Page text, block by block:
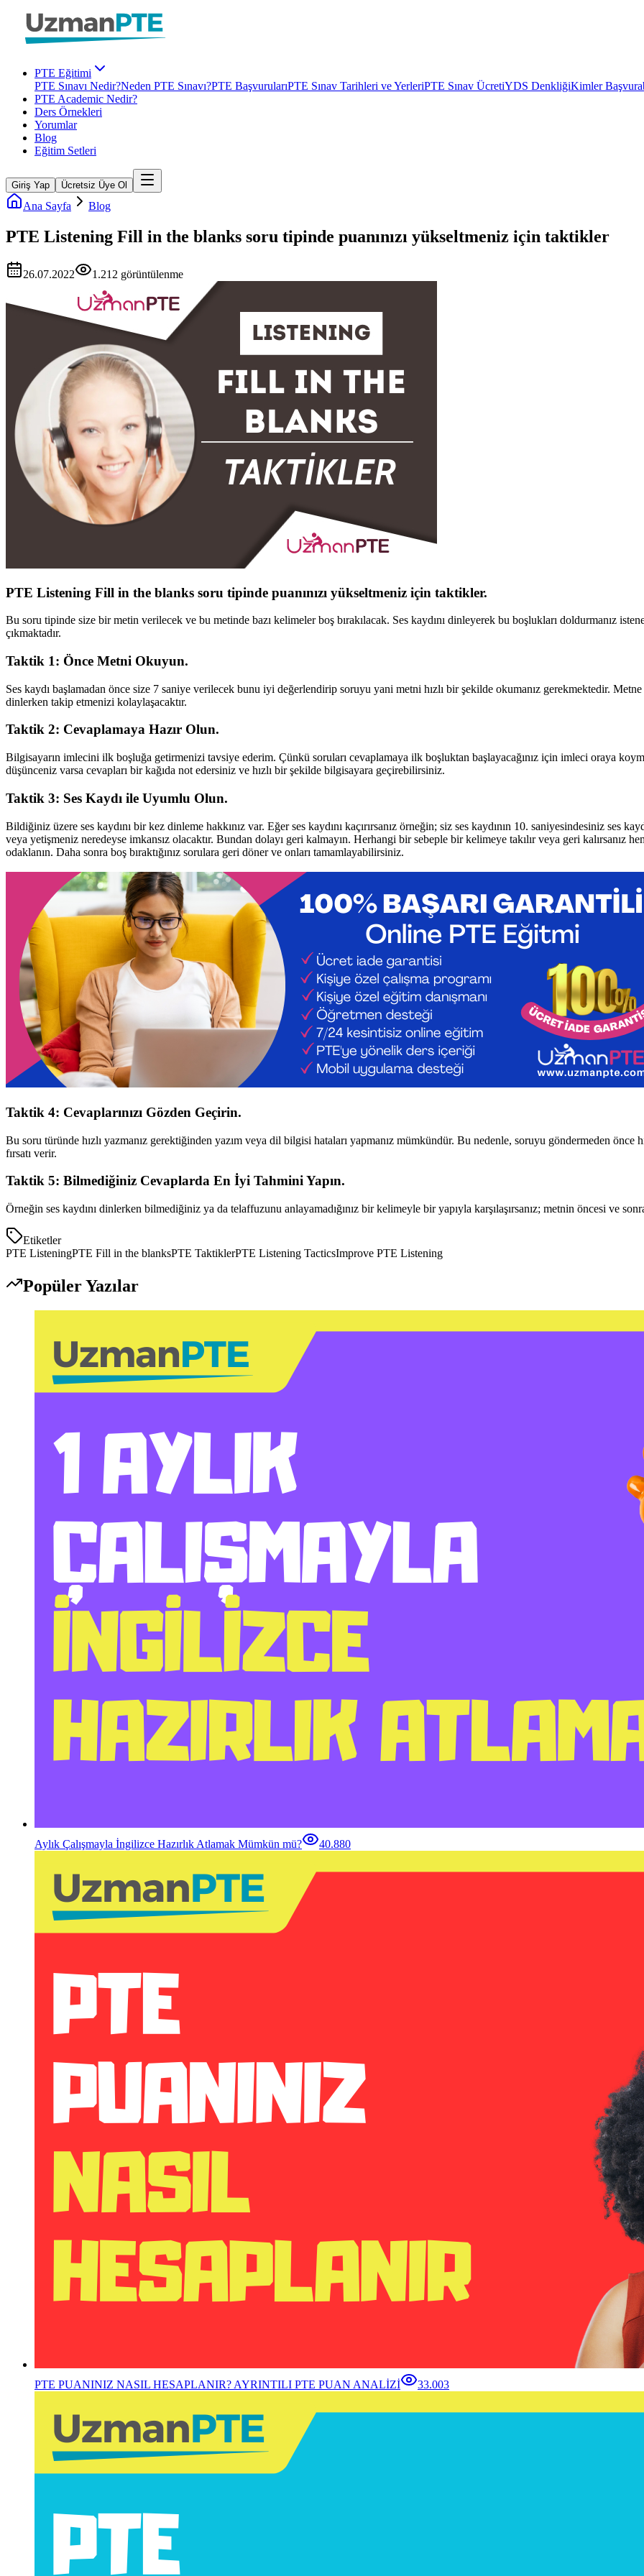
PTE Eğitimi
PTE Sınavı Nedir?Neden PTE Sınavı?PTE BaşvurularıPTE Sınav Tarihleri ve YerleriPTE Sınav ÜcretiYDS DenkliğiKimler
PTE Academic Nedir?
Ders Örnekleri
Yorumlar
Blog
Eğitim Setleri
Giriş Yap Ücretsiz Üye Ol
Ana Sayfa Blog
PTE Listening Fill in the blanks soru tipinde puanınızı yükseltmeniz için taktikler
26.07.2022 1.212 görüntülenme
PTE Listening Fill in the blanks soru tipinde puanınızı yükseltmeniz için taktikler.
Bu soru tipinde size bir metin verilecek ve bu metinde bazı kelimeler boş bırakılacak. Ses kaydını dinleyerek bu boşlukları doldurmanız
çıkmaktadır.
Taktik 1: Önce Metni Okuyun.
Ses kaydı başlamadan önce size 7 saniye verilecek bunu iyi değerlendirip soruyu yani metni hızlı bir şekilde okumanız gerekmektedir.
dinlerken takip etmenizi kolaylaşacaktır.
Taktik 2: Cevaplamaya Hazır Olun.
Bilgisayarın imlecini ilk boşluğa getirmenizi tavsiye ederim. Çünkü soruları cevaplamaya ilk boşluktan başlayacağınız için imleci oraya
düşünceniz varsa cevapları bir kağıda not edersiniz ve hızlı bir şekilde bilgisayara geçirebilirsiniz.
Taktik 3: Ses Kaydı ile Uyumlu Olun.
Bildiğiniz üzere ses kaydını bir kez dinleme hakkınız var. Eğer ses kaydını kaçırırsanız örneğin; siz ses kaydının 10. saniyesindesiniz ses
veya yetişmeniz neredeyse imkansız olacaktır. Bundan dolayı geri kalmayın. Herhangi bir sebeple bir kelimeye takılır veya geri kalırsanız
odaklanın. Daha sonra boş bıraktığınız sorulara geri döner ve onları tamamlayabilirsiniz.
Taktik 4: Cevaplarınızı Gözden Geçirin.
Bu soru türünde hızlı yazmanız gerektiğinden yazım veya dil bilgisi hataları yapmanız mümkündür. Bu nedenle, soruyu göndermeden önce
fırsatı verir.
Taktik 5: Bilmediğiniz Cevaplarda En İyi Tahmini Yapın.
Örneğin ses kaydını dinlerken bilmediğiniz ya da telaffuzunu anlayamadığınız bir kelimeyle bir yapıyla karşılaşırsanız; metnin öncesi ve
Etiketler
PTE ListeningPTE Fill in the blanksPTE TaktiklerPTE Listening TacticsImprove PTE Listening
Popüler Yazılar
Aylık Çalışmayla İngilizce Hazırlık Atlamak Mümkün mü? 40.880
PTE PUANINIZ NASIL HESAPLANIR? AYRINTILI PTE PUAN ANALİZİ 33.003